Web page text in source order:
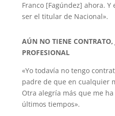
Franco [Fagúndez] ahora.
ser el titular de Nacional».
AÚN NO TIENE
PROFESIONAL
«Yo todavía no tengo
padre de que en cualquier
Otra alegría más que me
últimos tiempos».